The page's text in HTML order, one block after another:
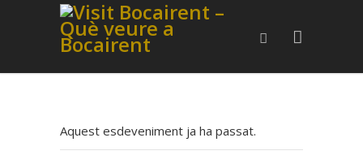
Aquest esdeveniment ja ha passat.